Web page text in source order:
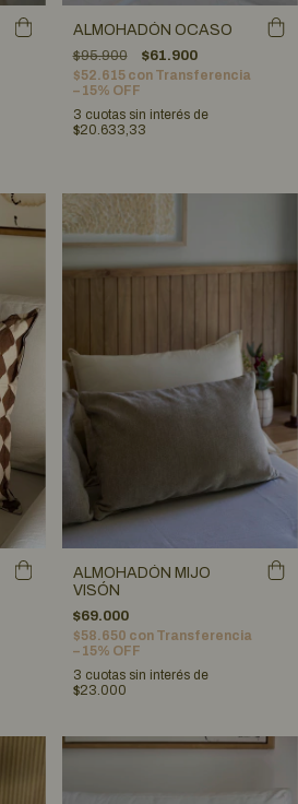
ALMOHADÓN OCASO
$95.900
$61.900
$52.615 con Transferencia
– 15% OFF
3 cuotas sin interés de
$20.633,33
ALMOHADÓN MIJO
VISÓN
$69.000
$58.650 con Transferencia
– 15% OFF
3 cuotas sin interés de
$23.000